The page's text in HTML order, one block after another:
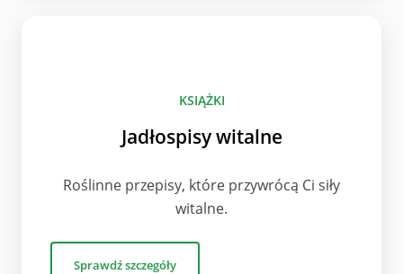
KSIĄŻKI
Jadłospisy witalne
Roślinne przepisy, które przywrócą Ci siły
witalne.
Sprawdź szczegóły